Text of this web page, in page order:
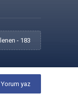
- 183
Yorum yaz